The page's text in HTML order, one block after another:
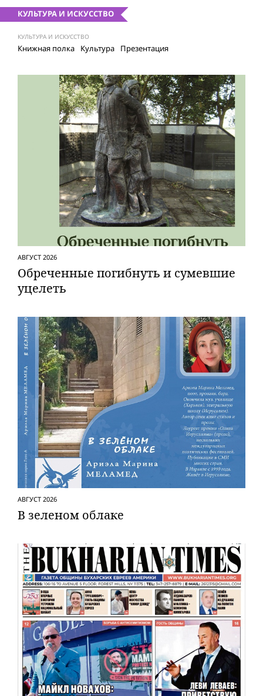
КУЛЬТУРА И ИСКУССТВО
КУЛЬТУРА И ИСКУССТВО
Книжная полка Культура Презентация
АВГУСТ 2026
Обреченные погибнуть и сумевшие
уцелеть
АВГУСТ 2026
В зеленом облаке